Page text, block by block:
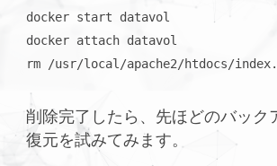
docker start datavol
docker attach datavol
rm /usr/local/apache2/htdocs/
削除完了したら、先ほどのバック
復元を試みてみます。